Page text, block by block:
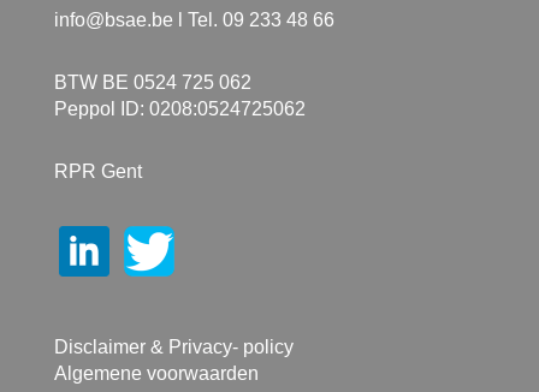
info@bsae.be l Tel. 09 233 48 66
BTW BE 0524 725 062
Peppol ID: 0208:0524725062
RPR Gent
Disclaimer & Privacy- policy
Algemene voorwaarden